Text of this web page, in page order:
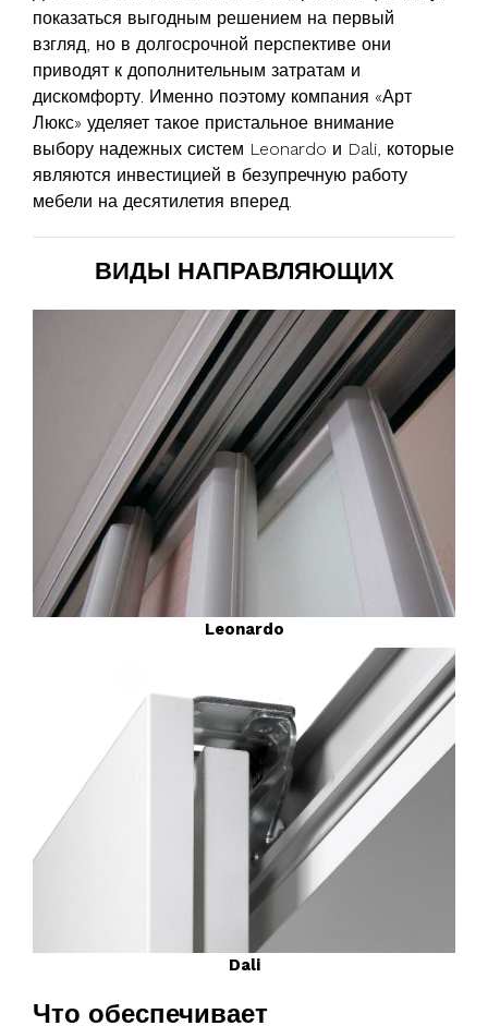
показаться выгодным решением на первый
взгляд, но в долгосрочной перспективе они
приводят к дополнительным затратам и
дискомфорту. Именно поэтому компания «Арт
Люкс» уделяет такое пристальное внимание
выбору надежных систем Leonardo и Dali, которые
являются инвестицией в безупречную работу
мебели на десятилетия вперед.
ВИДЫ НАПРАВЛЯЮЩИХ
Leonardo
Dali
Что обеспечивает